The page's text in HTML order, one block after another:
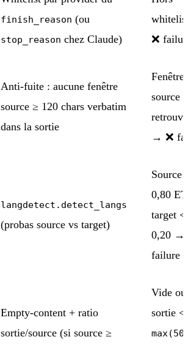
finish_reason (ou
stop_reason chez Claude)
❌
Anti-fuite : aucune fenêtre
source ≥ 120 chars verbatim
dans la sortie
Fenêtre
source
→ ❌
langdetect.detect_langs
(probas source vs target)
Source
0,80 ET
target <
0,20 →
failure
Empty-content + ratio
sortie/source (si source ≥
Vide ou
sortie <